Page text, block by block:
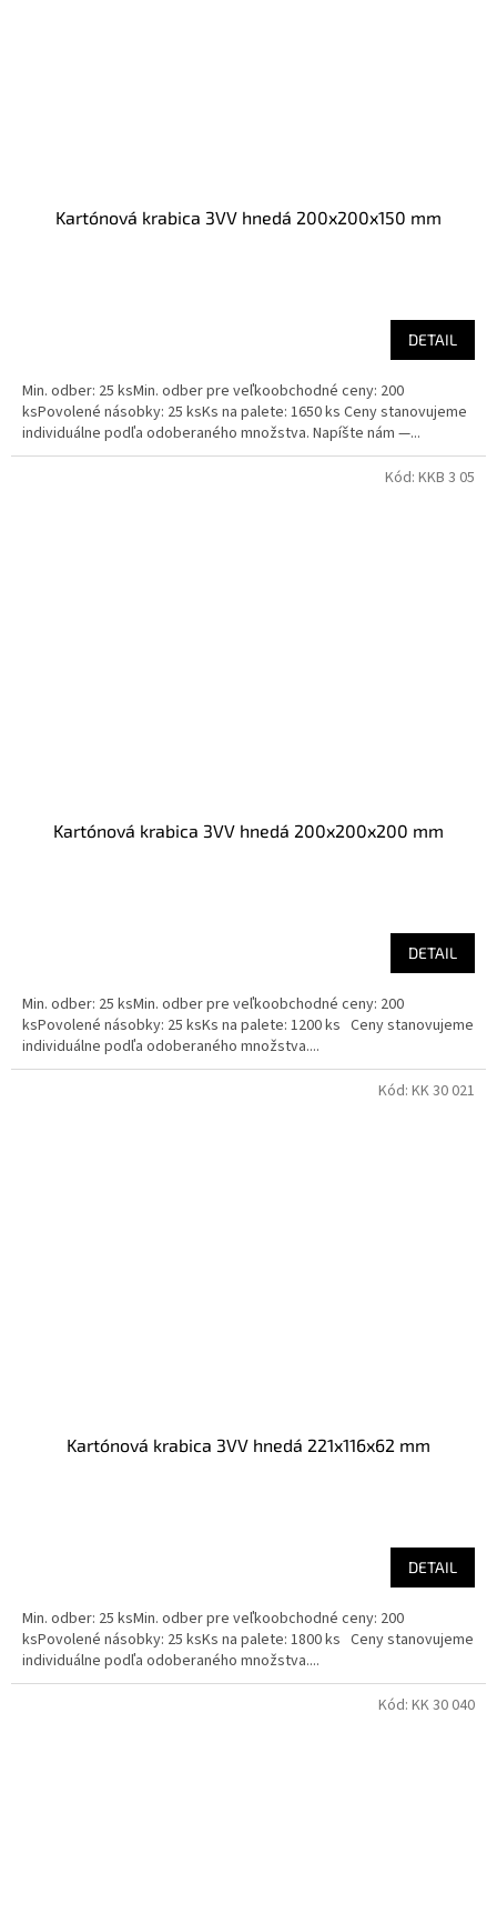
Kartónová krabica 3VV hnedá 200x200x150 mm
DETAIL
Min. odber: 25 ksMin. odber pre veľkoobchodné ceny: 200
ksPovolené násobky: 25 ksKs na palete: 1650 ks Ceny stanovujeme
individuálne podľa odoberaného množstva. Napíšte nám —...
Kartónová krabica 3VV hnedá 200x200x200 mm
DETAIL
Min. odber: 25 ksMin. odber pre veľkoobchodné ceny: 200
ksPovolené násobky: 25 ksKs na palete: 1200 ks Ceny stanovujeme
individuálne podľa odoberaného množstva....
Kód: KKB 3 05
Kartónová krabica 3VV hnedá 221x116x62 mm
DETAIL
Min. odber: 25 ksMin. odber pre veľkoobchodné ceny: 200
ksPovolené násobky: 25 ksKs na palete: 1800 ks Ceny stanovujeme
individuálne podľa odoberaného množstva....
Kód: KK 30 021
Kód: KK 30 040